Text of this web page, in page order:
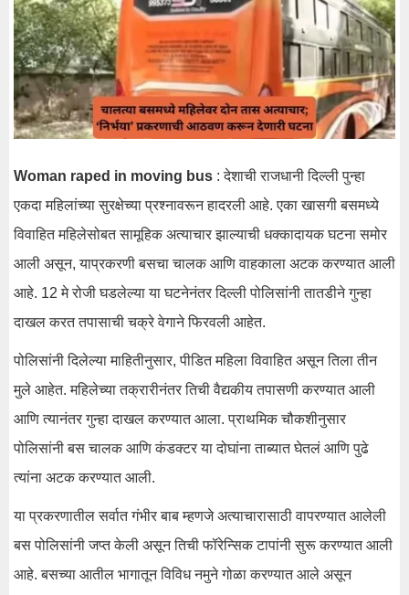
Woman raped in moving bus : देशाची राजधानी दिल्ली पुन्हा
एकदा महिलांच्या सुरक्षेच्या प्रश्नावरून हादरली आहे. एका खासगी बसमध्ये
विवाहित महिलेसोबत सामूहिक अत्याचार झाल्याची धक्कादायक घटना समोर
आली असून, याप्रकरणी बसचा चालक आणि वाहकाला अटक करण्यात आली
आहे. 12 मे रोजी घडलेल्या या घटनेनंतर दिल्ली पोलिसांनी तातडीने गुन्हा
दाखल करत तपासाची चक्रे वेगाने फिरवली आहेत.
पोलिसांनी दिलेल्या माहितीनुसार, पीडित महिला विवाहित असून तिला तीन
मुले आहेत. महिलेच्या तक्रारीनंतर तिची वैद्यकीय तपासणी करण्यात आली
आणि त्यानंतर गुन्हा दाखल करण्यात आला. प्राथमिक चौकशीनुसार
पोलिसांनी बस चालक आणि कंडक्टर या दोघांना ताब्यात घेतलं आणि पुढे
त्यांना अटक करण्यात आली.
या प्रकरणातील सर्वात गंभीर बाब म्हणजे अत्याचारासाठी वापरण्यात आलेली
बस पोलिसांनी जप्त केली असून तिची फॉरेन्सिक टापांनी सुरू करण्यात आली
आहे. बसच्या आतील भागातून विविध नमुने गोळा करण्यात आले असून